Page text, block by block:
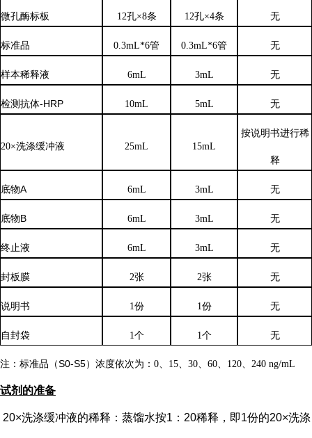
微孔酶标板 12孔×8条 12孔×4条 无
标准品 0.3mL*6管 0.3mL*6管 无
样本稀释液 6mL 3mL 无
检测抗体-HRP 10mL 5mL 无
20×洗涤缓冲液 25mL 15mL
按说明书进行稀
释
底物A 6mL 3mL 无
底物B 6mL 3mL 无
终止液 6mL 3mL 无
封板膜 2张 2张 无
说明书 1份 1份 无
自封袋 1个 1个 无
注：标准品（S0-S5）浓度依次为： 0、15、30、60、120、240 ng/mL
试剂的准备
20×洗涤缓冲液的稀释：蒸馏水按1：20稀释，即1份的20×洗涤